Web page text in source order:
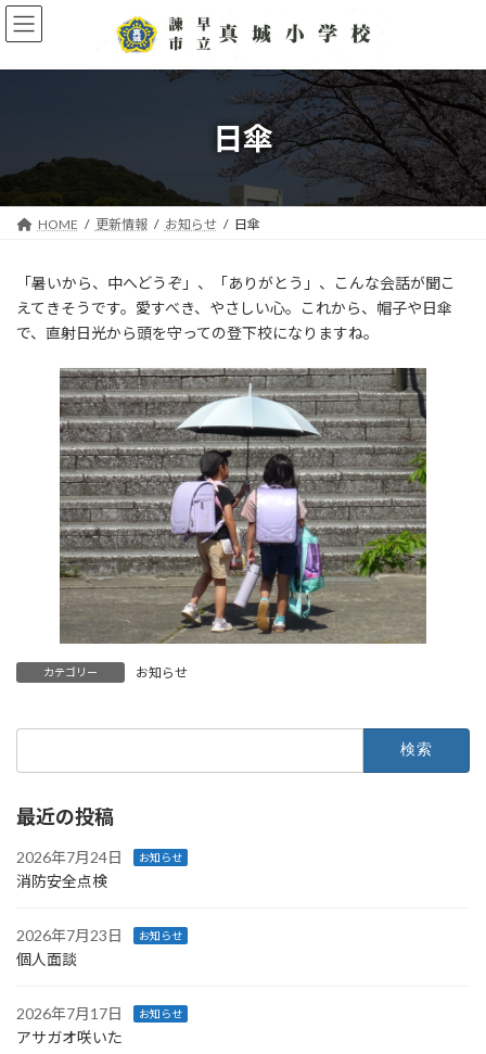
コ
ン
ン
プ
ナ
ビ
ー
動
日傘
HOME 更新情報 お知らせ 日傘
「暑いから、中へどうぞ」、「ありがとう」、こんな会話が聞こ
えてきそうです。愛すべき、やさしい心。これから、帽子や日傘
で、直射日光から頭を守っての登下校になりますね。
カテゴリー お知らせ
最近の投稿
2026年7月24日 お知らせ
消防安全点検
2026年7月23日 お知らせ
個人面談
2026年7月17日 お知らせ
アサガオ咲いた